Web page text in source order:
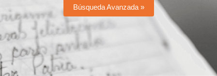
Búsqueda Avanzada »